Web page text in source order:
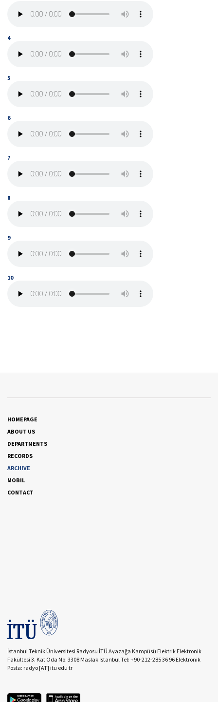
4
5
6
7
8
9
10
HOMEPAGE
ABOUT US
DEPARTMENTS
RECORDS
ARCHIVE
MOBIL
CONTACT
İstanbul Teknik Üniversitesi Radyosu İTÜ Ayazağa Kampüsü Elektrik Elektronik
Fakültesi 3. Kat Oda No: 3308 Maslak İstanbul Tel: +90-212-285 36 96 Elektronik
Posta: radyo [AT] itu edu tr